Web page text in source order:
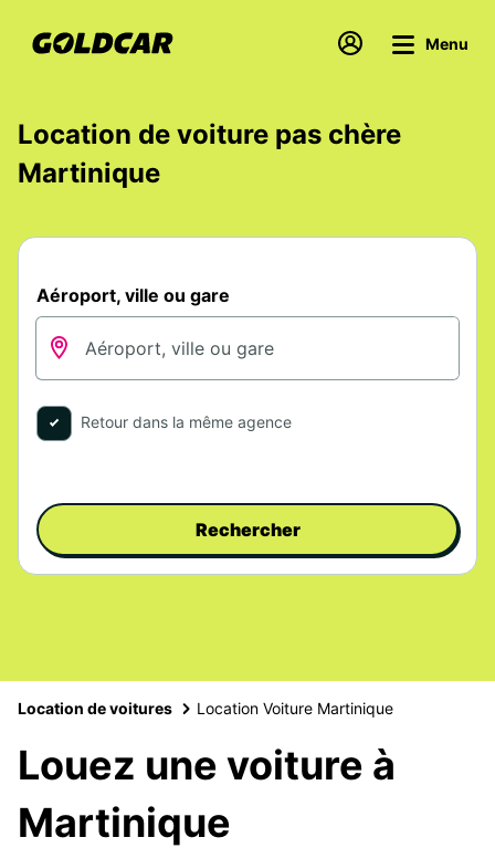
Menu
Location de voiture pas chère
Martinique
Aéroport, ville ou gare
Retour dans la même agence
Rechercher
Location de voitures Location Voiture Martinique
Louez une voiture à
Martinique